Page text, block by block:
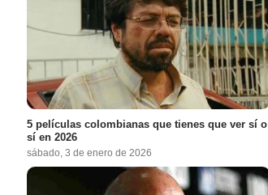
5 películas colombianas que tienes que ver sí o
sí en 2026
sábado, 3 de enero de 2026